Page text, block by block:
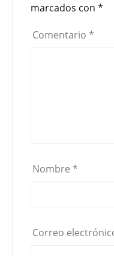
marcados con *
Comentario *
Nombre *
Correo